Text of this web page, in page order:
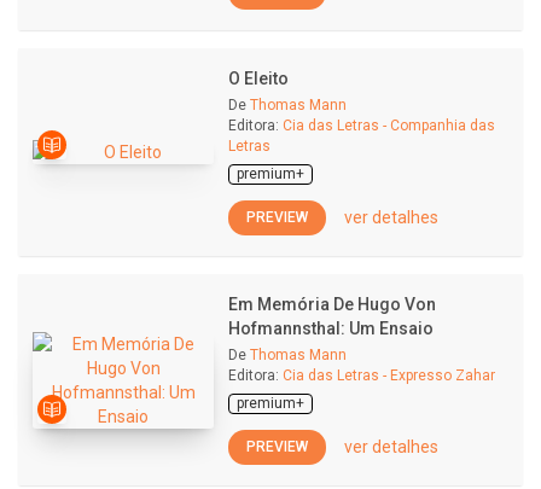
O Eleito
De Thomas Mann
Editora: Cia das Letras - Companhia das
Letras
premium+
PREVIEW ver detalhes
Em Memória De Hugo Von
Hofmannsthal: Um Ensaio
De Thomas Mann
Editora: Cia das Letras - Expresso Zahar
premium+
PREVIEW ver detalhes